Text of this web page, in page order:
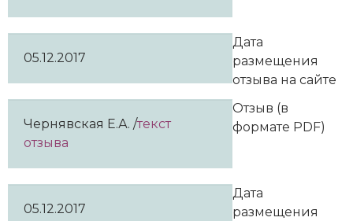
05.12.2017
Дата
размещения
отзыва на сайте
Чернявская Е.А. /текст
отзыва
Отзыв (в
формате PDF)
05.12.2017
Дата
размещения